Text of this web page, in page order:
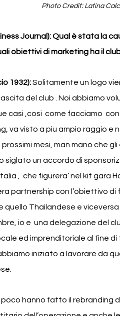
Photo Credit: Latina
Journal): Qual è stata la
obiettivi di marketing ha il
1932): Solitamente un logo
del club . Noi abbiamo
casi ,cosi  come facciamo
va visto a piu ampio raggio e
mesi, man mano che
siglato un accordo di
,  che figurera’ nel kit gara
partnership con l’obiettivo
quello Thailandese e
io e  una delegazione del
ed imprenditoriale al fine
iniziato a lavorare da
poco hanno fatto il rebranding